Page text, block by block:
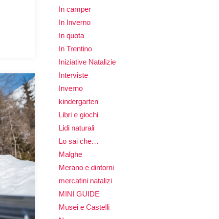
In camper
In Inverno
In quota
In Trentino
Iniziative Natalizie
Interviste
Inverno
kindergarten
Libri e giochi
Lidi naturali
Lo sai che…
Malghe
Merano e dintorni
mercatini natalizi
MINI GUIDE
Musei e Castelli